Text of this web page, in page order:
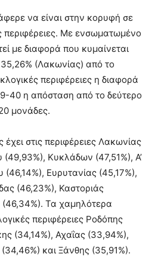
να είναι στην κορυφή σε
περιφέρειες. Με ενσωματωμένο
με διαφορά που κυμαίνεται
(Λακωνίας) από το
περιφέρειες η διαφορά
40 η απόσταση από το δεύτερο
μονάδες.
έχει στις περιφέρειες Λακωνίας
Κυκλάδων (47,51%), Α’
(46,14%), Ευρυτανίας (45,17%),
(46,23%), Καστοριάς
(46,34%). Τα χαμηλότερα
περιφέρειες Ροδόπης
(34,14%), Αχαΐας (33,94%),
και Ξάνθης (35,91%).